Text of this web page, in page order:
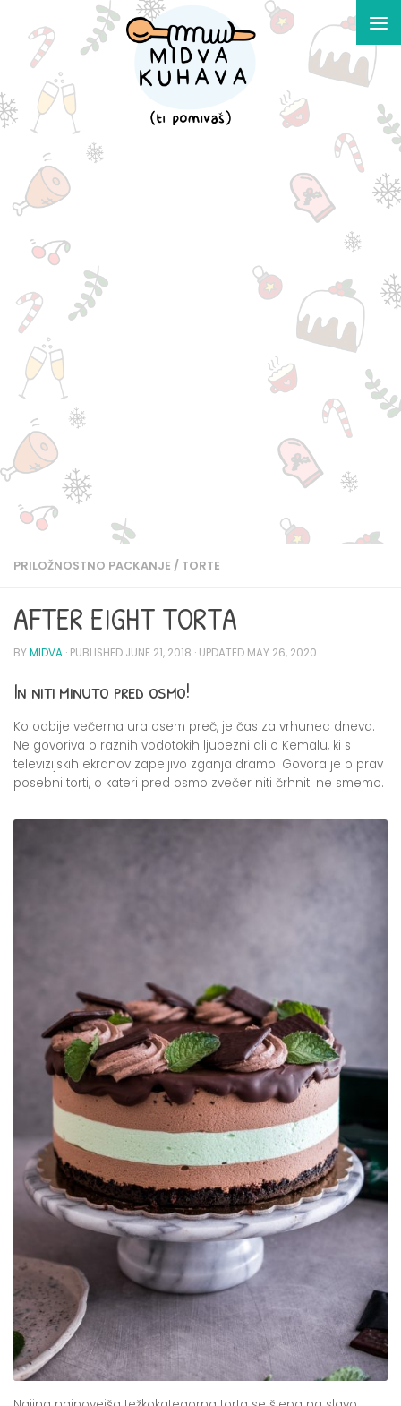
PRILOŽNOSTNO PACKANJE / TORTE
AFTER EIGHT TORTA
BYMIDVA · PUBLISHED JUNE 21, 2018 · UPDATED MAY 26, 2020
In niti minuto pred osmo!
Ko odbije večerna ura osem preč, je čas za vrhunec dneva.
Ne govoriva o raznih vodotokih ljubezni ali o Kemalu, ki s
televizijskih ekranov zapeljivo zganja dramo. Govora je o prav
posebni torti, o kateri pred osmo zvečer niti črhniti ne smemo.